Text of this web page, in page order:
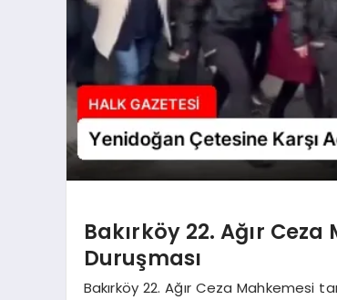
Bakırköy 22. Ağır
Duruşması
Bakırköy 22. Ağır Ceza Mahkemesi